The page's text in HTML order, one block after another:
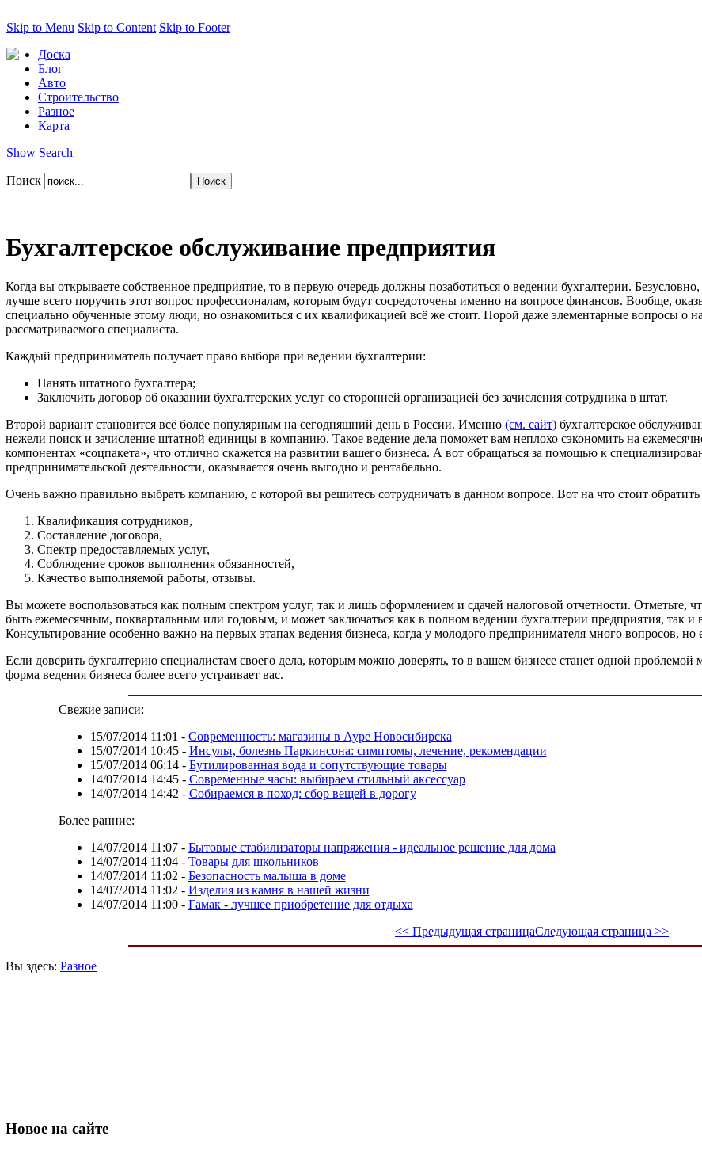
Skip to Menu Skip to Content Skip to Footer
Доска
Блог
Авто
Строительство
Разное
Карта
Show Search
Поиск
Бухгалтерское обслуживание предприятия
Когда вы открываете собственное предприятие, то в первую очередь должны позаботиться о ведении бухгалтерии.
лучше всего поручить этот вопрос профессионалам, которым будут сосредоточены именно на вопросе финансов. Вообще,
специально обученные этому люди, но ознакомиться с их квалификацией всё же стоит. Порой даже элементарные вопросы о
рассматриваемого специалиста.
Каждый предприниматель получает право выбора при ведении бухгалтерии:
Нанять штатного бухгалтера;
Заключить договор об оказании бухгалтерских услуг со сторонней организацией без зачисления сотрудника в штат.
Второй вариант становится всё более популярным на сегодняшний день в России. Именно (см. сайт) бухгалтерское
нежели поиск и зачисление штатной единицы в компанию. Такое ведение дела поможет вам неплохо сэкономить на
компонентах «соцпакета», что отлично скажется на развитии вашего бизнеса. А вот обращаться за помощью к
предпринимательской деятельности, оказывается очень выгодно и рентабельно.
Очень важно правильно выбрать компанию, с которой вы решитесь сотрудничать в данном вопросе. Вот на что стоит
Квалификация сотрудников,
Составление договора,
Спектр предоставляемых услуг,
Соблюдение сроков выполнения обязанностей,
Качество выполняемой работы, отзывы.
Вы можете воспользоваться как полным спектром услуг, так и лишь оформлением и сдачей налоговой отчетности. Отметьте,
быть ежемесячным, поквартальным или годовым, и может заключаться как в полном ведении бухгалтерии предприятия, так и
Консультирование особенно важно на первых этапах ведения бизнеса, когда у молодого предпринимателя много вопросов,
Если доверить бухгалтерию специалистам своего дела, которым можно доверять, то в вашем бизнесе станет одной
форма ведения бизнеса более всего устраивает вас.
Свежие записи:
15/07/2014 11:01 - Современность: магазины в Ауре Новосибирска
15/07/2014 10:45- Инсульт, болезнь Паркинсона: симптомы, лечение, рекомендации
15/07/2014 06:14- Бутилированная вода и сопутствующие товары
14/07/2014 14:45- Современные часы: выбираем стильный аксессуар
14/07/2014 14:42 - Собираемся в поход: сбор вещей в дорогу
Более ранние:
14/07/2014 11:07- Бытовые стабилизаторы напряжения - идеальное решение для дома
14/07/2014 11:04- Товары для школьников
14/07/2014 11:02 - Безопасность малыша в доме
14/07/2014 11:02 - Изделия из камня в нашей жизни
14/07/2014 11:00- Гамак - лучшее приобретение для отдыха
<< Предыдущая страницаСледующая страница >>
Вы здесь: Разное
Новое на сайте